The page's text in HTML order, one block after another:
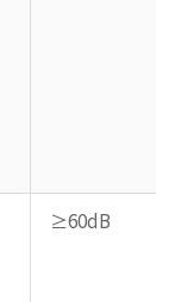
≥60dB